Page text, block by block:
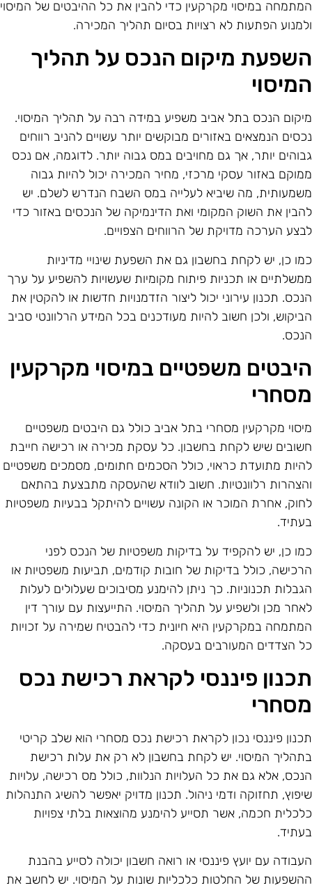
במיסוי מקרקעין כדי להבין את כל ההיבטים של המיסוי
הפתעות לא רצויות בסיום תהליך המכירה.
מיקום הנכס על תהליך
הנכס בתל אביב משפיע במידה רבה על תהליך המיסוי.
הנמצאים באזורים מבוקשים יותר עשויים להניב רווחים
יותר, אך גם מחויבים במס גבוה יותר. לדוגמה, אם נכס
באזור עסקי מרכזי, מחיר המכירה יכול להיות גבוה
מה שיביא לעלייה במס השבח הנדרש לשלם. יש
את השוק המקומי ואת הדינמיקה של הנכסים באזור כדי
הערכה מדויקת של הרווחים הצפויים.
כן, יש לקחת בחשבון גם את השפעת שינויי מדיניות
או תכניות פיתוח מקומיות שעשויות להשפיע על ערך
תכנון עירוני יכול ליצור הזדמנויות חדשות או להקטין את
ולכן חשוב להיות מעודכנים בכל המידע הרלוונטי סביב
משפטיים במיסוי מקרקעין
מקרקעין מסחרי בתל אביב כולל גם היבטים משפטיים
שיש לקחת בחשבון. כל עסקת מכירה או רכישה חייבת
מתועדת כראוי, כולל הסכמים חתומים, מסמכים משפטיים
רלוונטיות. חשוב לוודא שהעסקה מתבצעת בהתאם
אחרת המוכר או הקונה עשויים להיתקל בבעיות משפטיות
כן, יש להקפיד על בדיקות משפטיות של הנכס לפני
כולל בדיקות של חובות קודמים, תביעות משפטיות או
תכנוניות. כך ניתן להימנע מסיבוכים שעלולים לעלות
מכן ולשפיע על תהליך המיסוי. התייעצות עם עורך דין
במקרקעין היא חיונית כדי להבטיח שמירה על זכויות
הצדדים המעורבים בעסקה.
פיננסי לקראת רכישת נכס
פיננסי נכון לקראת רכישת נכס מסחרי הוא שלב קריטי
המיסוי. יש לקחת בחשבון לא רק את עלות רכישת
אלא גם את כל העלויות הנלוות, כולל מס רכישה, עלויות
תחזוקה ודמי ניהול. תכנון מדויק יאפשר להשיג התנהלות
חכמה, אשר תסייע להימנע מהוצאות בלתי צפויות
עם יועץ פיננסי או רואה חשבון יכולה לסייע בהבנת
של החלטות כלכליות שונות על המיסוי. יש לחשב את